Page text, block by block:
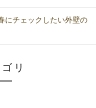
にチェックしたい外壁の
リ